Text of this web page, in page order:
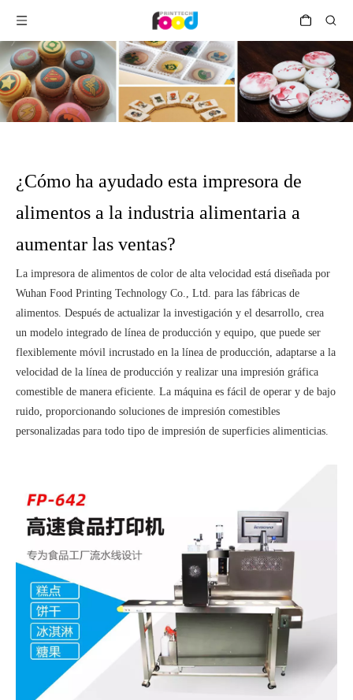
¿Cómo ha ayudado esta impresora de
alimentos a la industria alimentaria a
aumentar las ventas?
La impresora de alimentos de color de alta velocidad está diseñada por
Wuhan Food Printing Technology Co., Ltd. para las fábricas de
alimentos. Después de actualizar la investigación y el desarrollo, crea
un modelo integrado de línea de producción y equipo, que puede ser
flexiblemente móvil incrustado en la línea de producción, adaptarse a la
velocidad de la línea de producción y realizar una impresión gráfica
comestible de manera eficiente. La máquina es fácil de operar y de bajo
ruido, proporcionando soluciones de impresión comestibles
personalizadas para todo tipo de impresión de superficies alimenticias.